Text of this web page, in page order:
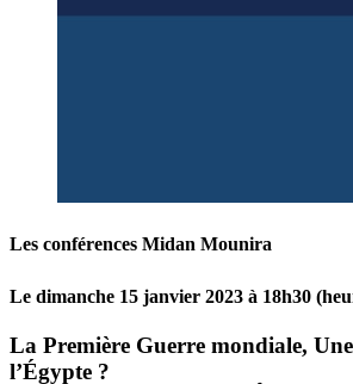
Les conférences Midan Mounira
Le dimanche 15 janvier 2023 à 18h30
La Première Guerre mondiale,
l’Égypte ?